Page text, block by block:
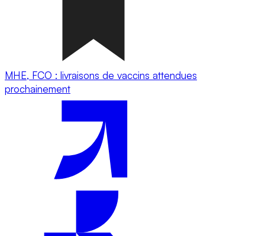
MHE, FCO : livraisons de vaccins attendues
prochainement